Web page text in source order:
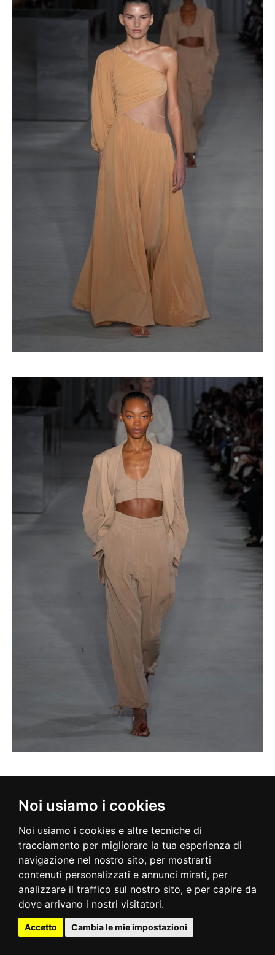
Noi usiamo i cookies
Noi usiamo i cookies e altre tecniche di
tracciamento per migliorare la tua esperienza di
navigazione nel nostro sito, per mostrarti
contenuti personalizzati e annunci mirati, per
analizzare il traffico sul nostro sito, e per capire da
dove arrivano i nostri visitatori.
Accetto Cambia le mie impostazioni